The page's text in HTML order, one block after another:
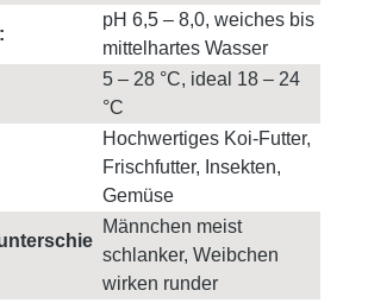
pH 6,5 – 8,0, weiches bis
mittelhartes Wasser
5 – 28 °C, ideal 18 – 24
°C
Hochwertiges Koi-Futter,
Frischfutter, Insekten,
Gemüse
Männchen meist
schlanker, Weibchen
wirken runder